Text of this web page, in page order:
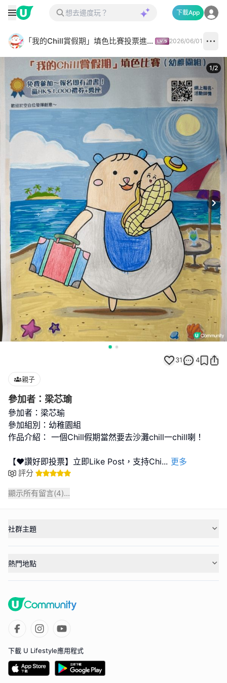
下載App
「我的Chill賞假期」填色比賽投票進行中✅ 2026/06/01
1/2
31 4
親子
參加者：梁芯瑜
參加者：梁芯瑜
參加組別：幼稚園組
作品介紹： 一個Chill假期當然要去沙灘chill一chill喇！
【❤️讚好即投票】立即Like Post，支持Chi... 更多
評分
顯示所有留言(4)...
社群主題
熱門地點
下載 U Lifestyle應用程式